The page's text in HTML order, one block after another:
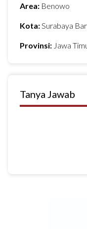
Area: Benowo
Kota:Surabaya
Provinsi: Jawa
Tanya Jawab